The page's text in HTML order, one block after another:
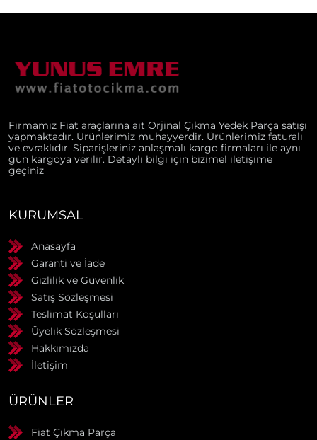
Firmamız Fiat araçlarına ait Orjinal Çıkma Yedek Parça satışı
yapmaktadır. Ürünlerimiz muhayyerdir. Ürünlerimiz faturalı
ve evraklıdır. Siparişleriniz anlaşmalı kargo firmaları ile aynı
gün kargoya verilir. Detaylı bilgi için bizimel iletişime
geçiniz
KURUMSAL
Anasayfa
Garanti ve İade
Gizlilik ve Güvenlik
Satış Sözleşmesi
Teslimat Koşulları
Üyelik Sözleşmesi
Hakkımızda
İletişim
ÜRÜNLER
Fiat Çıkma Parça